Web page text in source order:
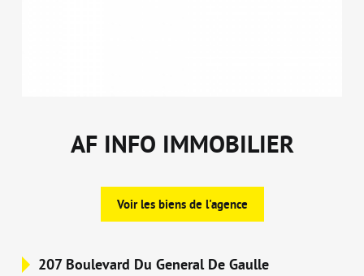
AF INFO IMMOBILIER
Voir les biens de l'agence
207 Boulevard Du General De Gaulle